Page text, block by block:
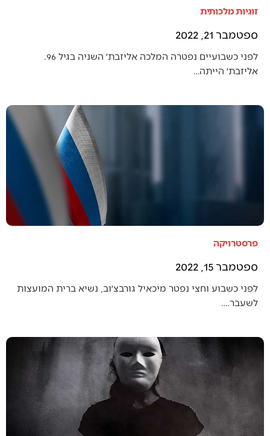
זוגיות מלכותית
ספטמבר 21, 2022
אליזבת׳ הייתה…
פרסטרויקה
ספטמבר 15, 2022
לפני כשבוע וחצי נפטר מיכאיל גורבצ׳וב, נשיא ברית המועצות
לשעבר.…